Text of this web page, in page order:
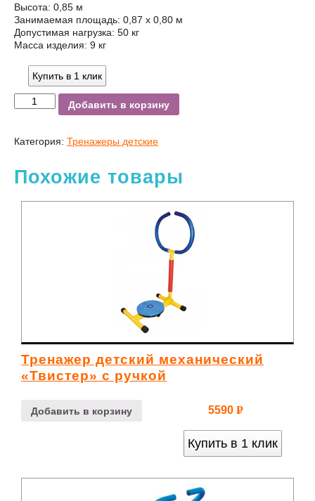
Высота: 0,85 м
Занимаемая площадь: 0,87 х 0,80 м
Допустимая нагрузка: 50 кг
Масса изделия: 9 кг
Купить в 1 клик
Добавить в корзину
Категория: Тренажеры детские
Похожие товары
Тренажер детский механический
«Твистер» с ручкой
Добавить в корзину 5590 Р
Купить в 1 клик